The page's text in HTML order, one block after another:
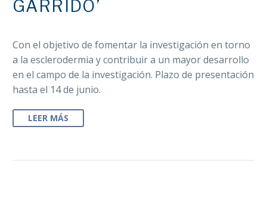
GARRIDO’
Con el objetivo de fomentar la investigación en torno
a la esclerodermia y contribuir a un mayor desarrollo
en el campo de la investigación. Plazo de presentación
hasta el 14 de junio.
LEER MÁS